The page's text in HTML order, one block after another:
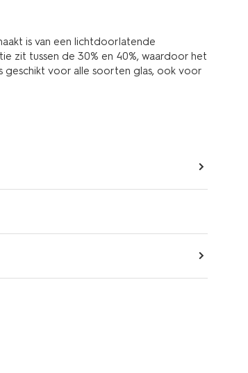
is van een lichtdoorlatende
zit tussen de 30% en 40%, waardoor het
geschikt voor alle soorten glas, ook voor